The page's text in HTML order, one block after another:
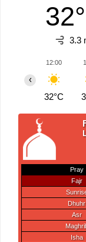
3.3
12:00
32°C
‹